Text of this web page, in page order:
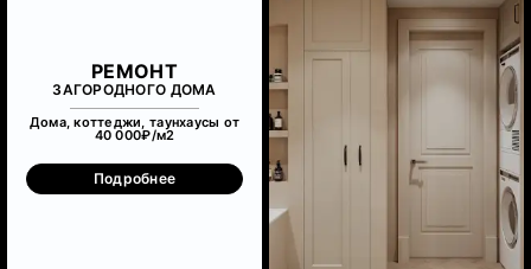
РЕМОНТ
ЗАГОРОДНОГО ДОМА
Дома, коттеджи, таунхаусы от
40 000₽/м2
Подробнее